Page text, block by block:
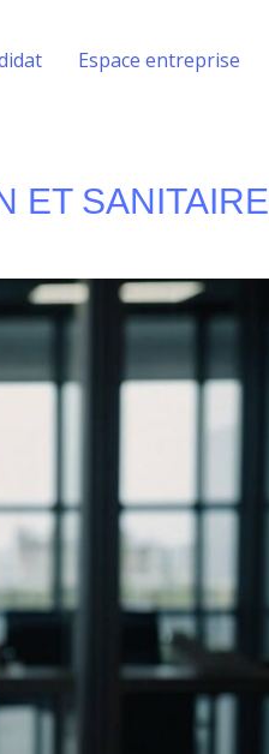
Espace entreprise
ET SANITAIRE